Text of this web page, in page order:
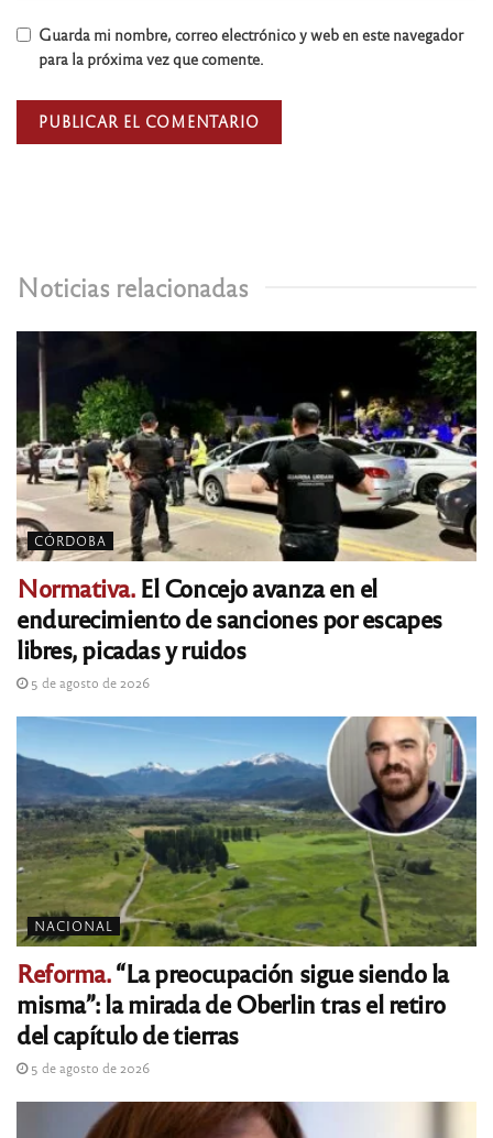
Noticias relacionadas
CÓRDOBA
Normativa.El Concejo avanza en el
endurecimiento de sanciones por escapes
libres, picadas y ruidos
5 de agosto de 2026
NACIONAL
Reforma.“La preocupación sigue siendo la
misma”: la mirada de Oberlin tras el retiro
del capítulo de tierras
5 de agosto de 2026
Guarda mi nombre, correo electrónico y web en este navegador
para la próxima vez que comente.